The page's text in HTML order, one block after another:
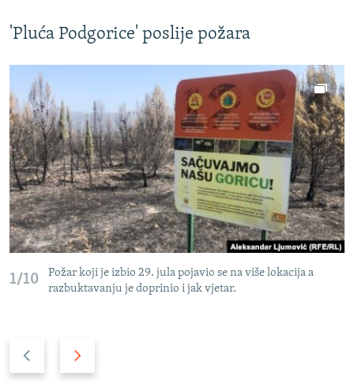
'Pluća Podgorice' poslije požara
1/10
Požar koji je izbio 29. jula pojavio se na više lokacija a
razbuktavanju je doprinio i jak vjetar.